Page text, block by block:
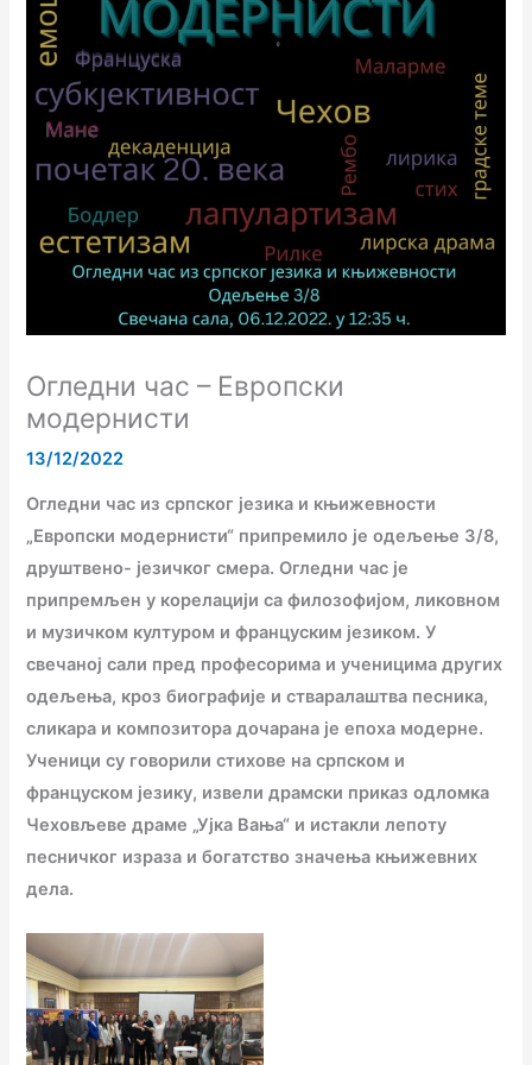
Огледни час – Европски
модернисти
13/12/2022
Огледни час из српског језика и књижевности
„Европски модернисти“ припремило је одељење 3/8,
друштвено- језичког смера. Огледни час је
припремљен у корелацији са филозофијом, ликовном
и музичком културом и француским језиком. У
свечаној сали пред професорима и ученицима других
одељења, кроз биографије и стваралаштва песника,
сликара и композитора дочарана је епоха модерне.
Ученици су говорили стихове на српском и
француском језику, извели драмски приказ одломка
Чеховљеве драме „Ујка Вања“ и истакли лепоту
песничког израза и богатство значења књижевних
дела.